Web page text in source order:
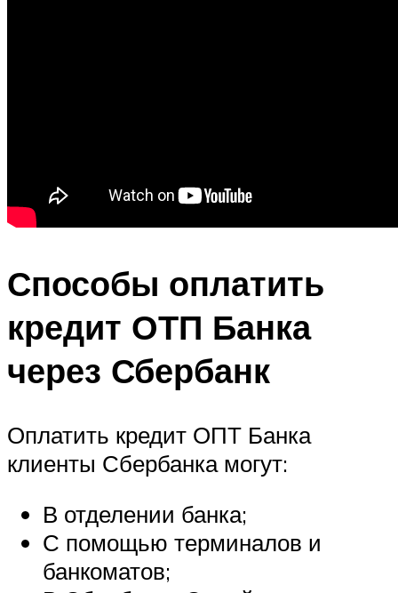
Способы оплатить
кредит ОТП Банка
через Сбербанк
Оплатить кредит ОПТ Банка
клиенты Сбербанка могут:
В отделении банка;
С помощью терминалов и
банкоматов;